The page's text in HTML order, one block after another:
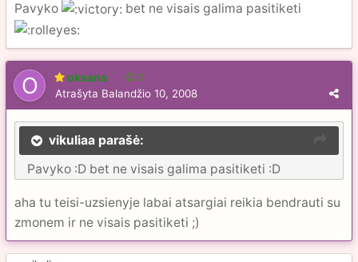
Pavyko bet ne visais galima pasitiketi
oksana 2
Atrašyta Balandžio 10, 2008
vikuliaa parašė:
Pavyko :D bet ne visais galima pasitiketi :D
aha tu teisi-uzsienyje labai atsargiai reikia bendrauti su
zmonem ir ne visais pasitiketi ;)